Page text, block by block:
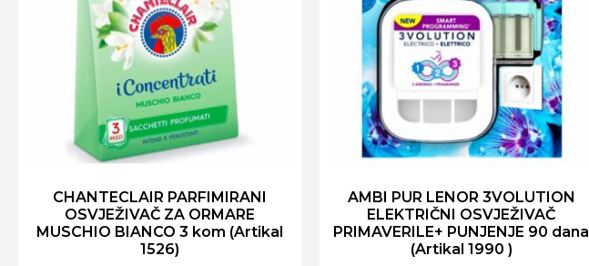
CHANTECLAIR PARFIMIRANI
OSVJEŽIVAČ ZA ORMARE
MUSCHIO BIANCO 3 kom (Artikal
1526)
AMBI PUR LENOR 3VOLUTION
ELEKTRIČNI OSVJEŽIVAČ
PRIMAVERILE+ PUNJENJE 90 dana
(Artikal 1990 )